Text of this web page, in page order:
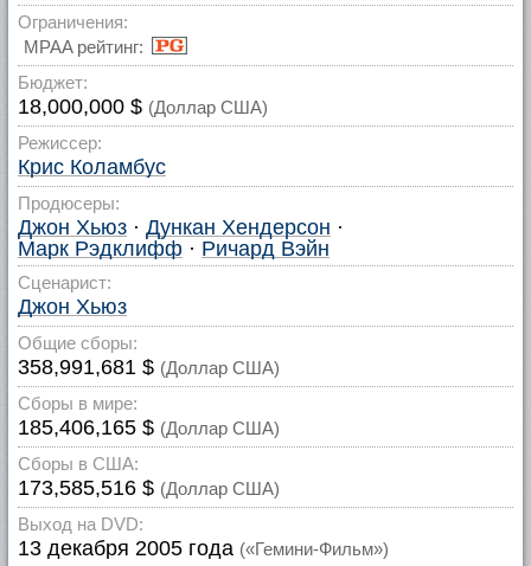
Ограничения:
MPAA рейтинг:
Бюджет:
18,000,000 $ (Доллар США)
Режиссер:
Крис Коламбус
Продюсеры:
Джон Хьюз · Дункан Хендерсон ·
Марк Рэдклифф · Ричард Вэйн
Сценарист:
Джон Хьюз
Общие сборы:
358,991,681 $ (Доллар США)
Сборы в мире:
185,406,165 $ (Доллар США)
Сборы в США:
173,585,516 $ (Доллар США)
Выход на DVD:
13 декабря 2005 года («Гемини-Фильм»)